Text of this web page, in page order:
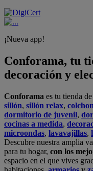
¡Nueva app!
Conforama, tu
decoración y
Conforama es tu tienda de
sillón, sillón relax,
dormitorio de juvenil,
cocinas a medida,
microondas, lavavajillas,
Descubre nuestra amplia
para tu hogar, con los
espacio en el que vives